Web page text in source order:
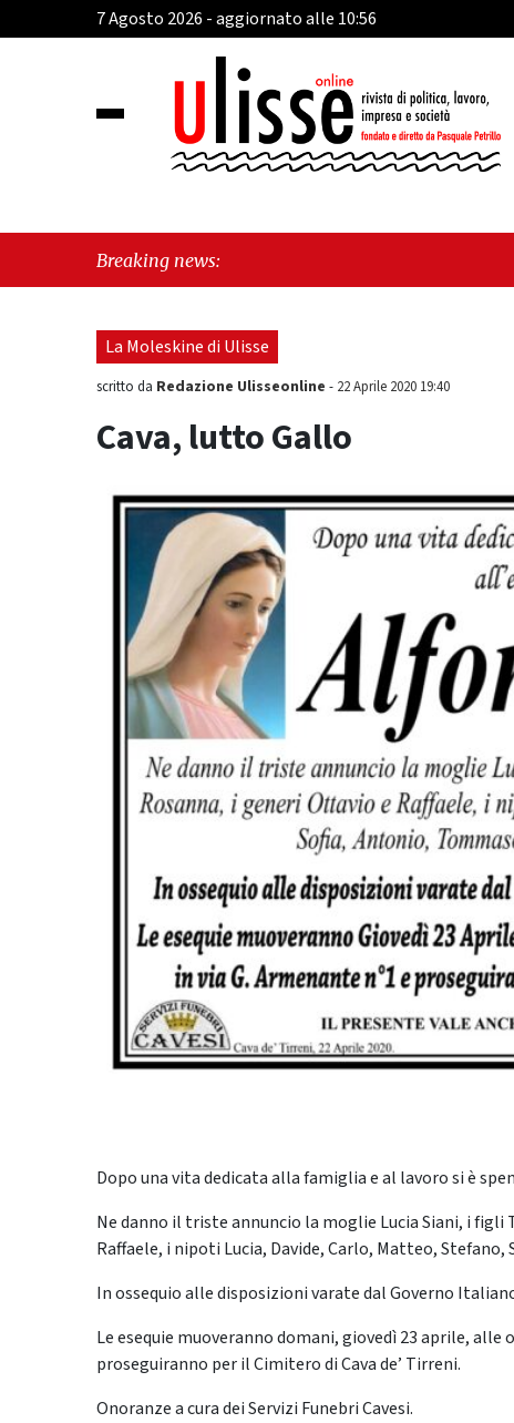
7 Agosto 2026 - aggiornato alle 10:56
Breaking news:
La Moleskine di Ulisse
scritto da Redazione Ulisseonline - 22 Aprile 2020 19:40
Cava, lutto Gallo
Dopo una vita dedicata alla famiglia e al lavoro si è
Ne danno il triste annuncio la moglie Lucia Siani, i figli
Raffaele, i nipoti Lucia, Davide, Carlo, Matteo,
In ossequio alle disposizioni varate dal Governo
Le esequie muoveranno domani, giovedì 23 aprile, alle
proseguiranno per il Cimitero di Cava de’ Tirreni.
Onoranze a cura dei Servizi Funebri Cavesi.